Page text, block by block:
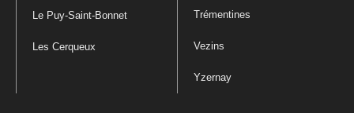
Le Puy-Saint-Bonnet
Les Cerqueux
Trémentines
Vezins
Yzernay